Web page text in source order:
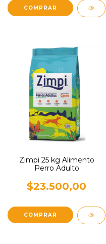
Zimpi 25 kg Alimento
Perro Adulto
$23.500,00